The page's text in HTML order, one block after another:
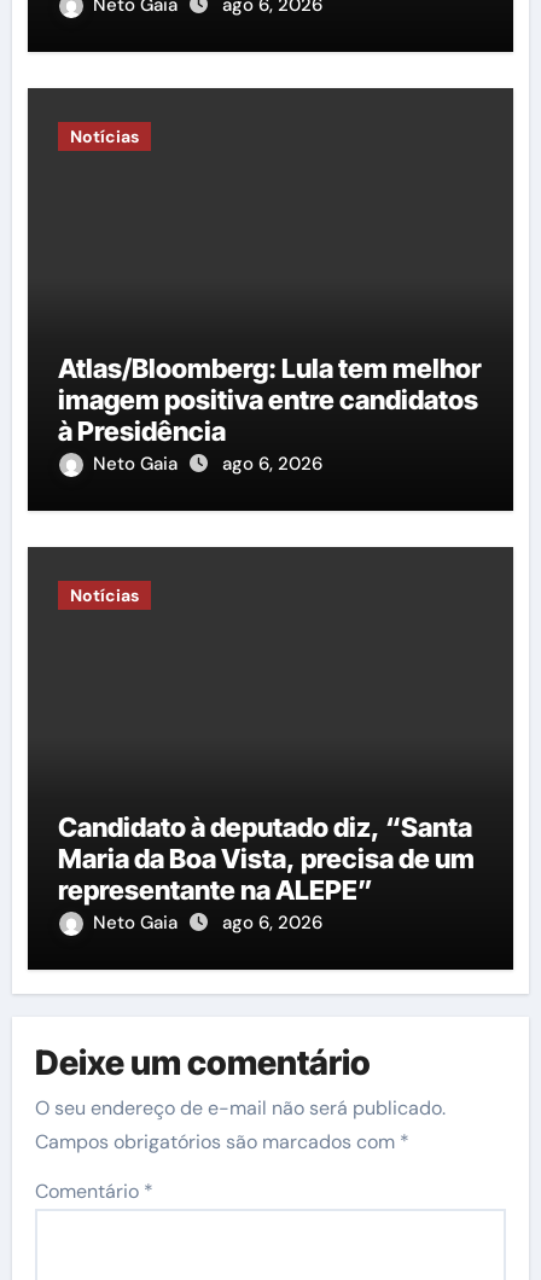
Neto Gaia ago 6, 2026
Notícias
Atlas/Bloomberg: Lula tem melhor
imagem positiva entre candidatos
à Presidência
Neto Gaia ago 6, 2026
Notícias
Candidato à deputado diz, “Santa
Maria da Boa Vista, precisa de um
representante na ALEPE”
Neto Gaia ago 6, 2026
Deixe um comentário
O seu endereço de e-mail não será publicado.
Campos obrigatórios são marcados com *
Comentário *